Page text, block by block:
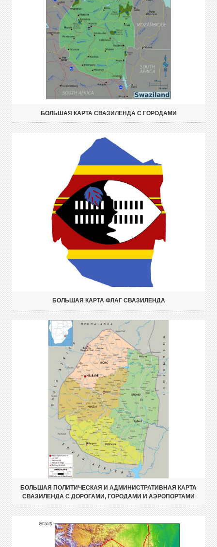
БОЛЬШАЯ КАРТА СВАЗИЛЕНДА С ГОРОДАМИ
БОЛЬШАЯ КАРТА ФЛАГ СВАЗИЛЕНДА
БОЛЬШАЯ ПОЛИТИЧЕСКАЯ И АДМИНИСТРАТИВНАЯ КАРТА
СВАЗИЛЕНДА С ДОРОГАМИ, ГОРОДАМИ И АЭРОПОРТАМИ